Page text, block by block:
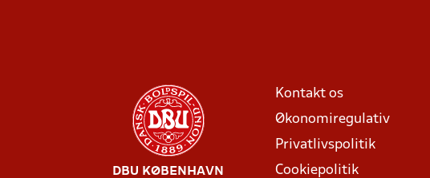
DBU KØBENHAVN
Kontakt os
Økonomiregulativ
Privatlivspolitik
Cookiepolitik